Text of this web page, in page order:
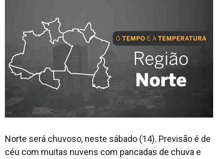
Norte será chuvoso, neste sábado (14). Previsão é de
céu com muitas nuvens com pancadas de chuva e